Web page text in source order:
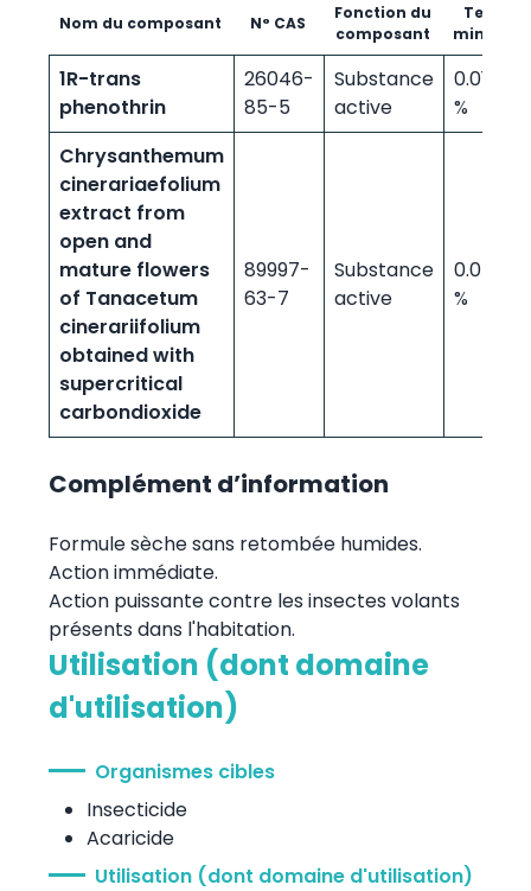
Nom du composant N° CAS
Fonction du
composant
Teneur
1R-trans
phenothrin
26046-
85-5
Substance
active
0.01000
%
Chrysanthemum
cinerariaefolium
extract from
open and
mature flowers
of Tanacetum
cinerariifolium
obtained with
supercritical
carbondioxide
89997-
63-7
Substance
active
0.04800
%
Complément d’information
Formule sèche sans retombée humides.
Action immédiate.
Action puissante contre les insectes volants
présents dans l'habitation.
Utilisation (dont domaine
d'utilisation)
Organismes cibles
Insecticide
Acaricide
Utilisation (dont domaine d'utilisation)